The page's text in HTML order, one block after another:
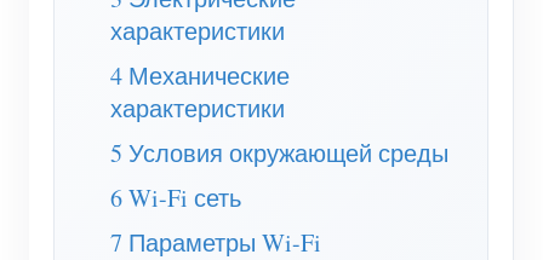
(WEM3050T)
IAMMETER Cloud Pro
Сервис самостоятельного размещения
Зарядное устройство EV
Симулятор IAMMETER
характеристики
4 Механические
характеристики
5 Условия окружающей среды
6 Wi-Fi сеть
7 Параметры Wi-Fi